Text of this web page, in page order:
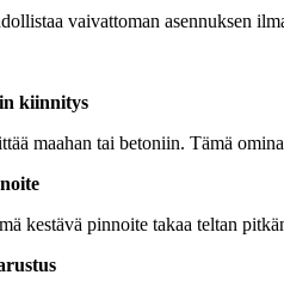
vaivattoman asennuksen
kiinnitys
maahan tai betoniin. Tämä
kestävä pinnoite takaa teltan